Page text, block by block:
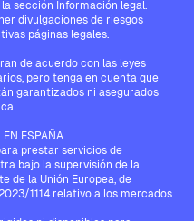
sección Información legal.
divulgaciones de riesgos
páginas legales.
de acuerdo con las leyes
pero tenga en cuenta que
garantizados ni asegurados
EN ESPAÑA
prestar servicios de
bajo la supervisión de la
de la Unión Europea, de
1114 relativo a los mercados